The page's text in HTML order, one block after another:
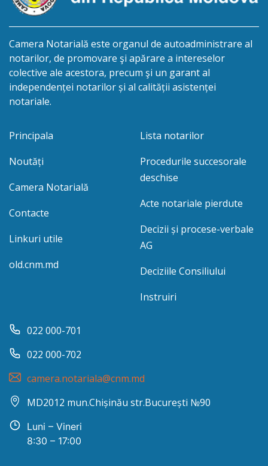
Camera Notarială este organul de autoadministrare al
notarilor, de promovare şi apărare a intereselor
colective ale acestora, precum şi un garant al
independenței notarilor și al calității asistenței
notariale.
Principala
Noutăți
Camera Notarială
Contacte
Linkuri utile
old.cnm.md
Lista notarilor
Procedurile succesorale
deschise
Acte notariale pierdute
Decizii și procese-verbale
AG
Deciziile Consiliului
Instruiri
022 000-701
022 000-702
camera.notariala@cnm.md
MD2012 mun.Chișinău str.București №90
Luni – Vineri
8:30 – 17:00